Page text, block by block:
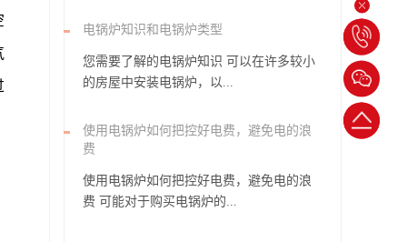
电
话：
返
电锅炉知识和电锅炉类型
您需要了解的电锅炉知识 可以在许多较小
的房屋中安装电锅炉，以...
使用电锅炉如何把控好电费，避免电的浪
费
使用电锅炉如何把控好电费，避免电的浪
费 可能对于购买电锅炉的...